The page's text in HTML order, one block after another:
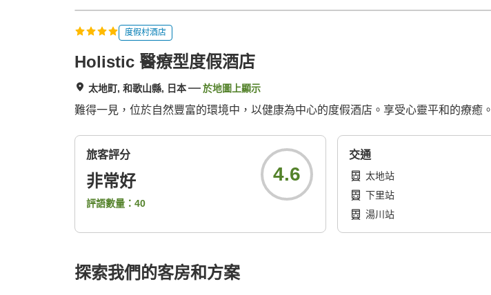
度假村酒店
Holistic 醫療型度假酒店
太地町, 和歌山縣, 日本 於地圖上顯示
難得一見，位於自然豐富的環境中，以健康為中心的度假酒店。享受心靈平和的療癒。
旅客評分
非常好
評語數量： 40
4.6
交通
太地站
下里站
湯川站
探索我們的客房和方案